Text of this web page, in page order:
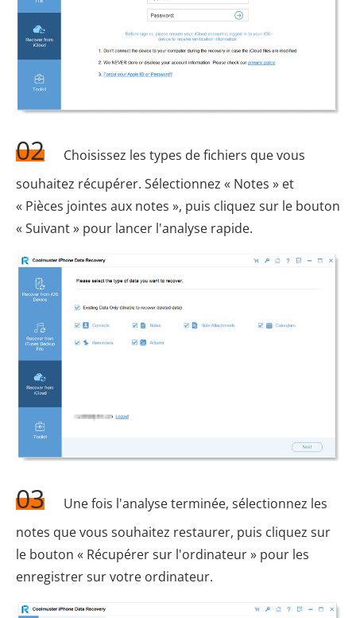
02
Choisissez les types de fichiers que vous
souhaitez récupérer. Sélectionnez « Notes » et
« Pièces jointes aux notes », puis cliquez sur le bouton
« Suivant » pour lancer l'analyse rapide.
03
Une fois l'analyse terminée, sélectionnez les
notes que vous souhaitez restaurer, puis cliquez sur
le bouton « Récupérer sur l'ordinateur » pour les
enregistrer sur votre ordinateur.